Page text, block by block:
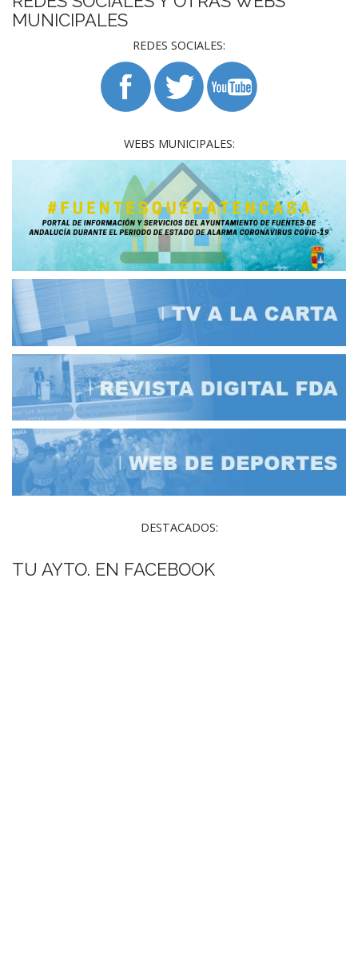
MUNICIPALES
REDES SOCIALES:
WEBS MUNICIPALES:
DESTACADOS:
TU AYTO. EN FACEBOOK